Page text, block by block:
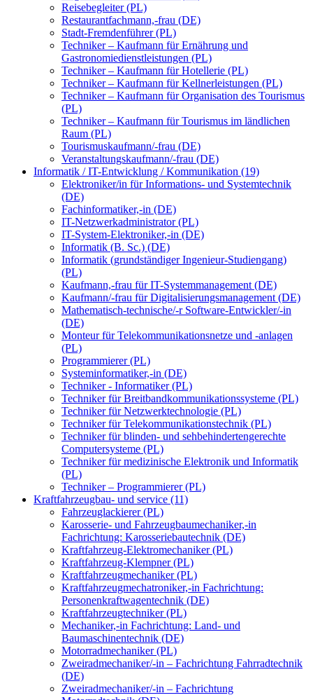
Reisebegleiter (PL)
Restaurantfachmann,-frau (DE)
Stadt-Fremdenführer (PL)
Techniker – Kaufmann für Ernährung und
Gastronomiedienstleistungen (PL)
Techniker – Kaufmann für Hotellerie (PL)
Techniker – Kaufmann für Kellnerleistungen (PL)
Techniker – Kaufmann für Organisation des Tourismus
(PL)
Techniker – Kaufmann für Tourismus im ländlichen
Raum (PL)
Tourismuskaufmann/-frau (DE)
Veranstaltungskaufmann/-frau (DE)
Informatik / IT-Entwicklung / Kommunikation (19)
Elektroniker/in für Informations- und Systemtechnik
(DE)
Fachinformatiker,-in (DE)
IT-Netzwerkadministrator (PL)
IT-System-Elektroniker,-in (DE)
Informatik (B. Sc.) (DE)
Informatik (grundständiger Ingenieur-Studiengang)
(PL)
Kaufmann,-frau für IT-Systemmanagement (DE)
Kaufmann/-frau für Digitalisierungsmanagement (DE)
Mathematisch-technische/-r Software-Entwickler/-in
(DE)
Monteur für Telekommunikationsnetze und -anlagen
(PL)
Programmierer (PL)
Systeminformatiker,-in (DE)
Techniker - Informatiker (PL)
Techniker für Breitbandkommunikationssysteme (PL)
Techniker für Netzwerktechnologie (PL)
Techniker für Telekommunikationstechnik (PL)
Techniker für blinden- und sehbehindertengerechte
Computersysteme (PL)
Techniker für medizinische Elektronik und Informatik
(PL)
Techniker – Programmierer (PL)
Kraftfahrzeugbau- und service (11)
Fahrzeuglackierer (PL)
Karosserie- und Fahrzeugbaumechaniker,-in
Fachrichtung: Karosseriebautechnik (DE)
Kraftfahrzeug-Elektromechaniker (PL)
Kraftfahrzeug-Klempner (PL)
Kraftfahrzeugmechaniker (PL)
Kraftfahrzeugmechatroniker,-in Fachrichtung:
Personenkraftwagentechnik (DE)
Kraftfahrzeugtechniker (PL)
Mechaniker,-in Fachrichtung: Land- und
Baumaschinentechnik (DE)
Motorradmechaniker (PL)
Zweiradmechaniker/-in – Fachrichtung Fahrradtechnik
(DE)
Zweiradmechaniker/-in – Fachrichtung